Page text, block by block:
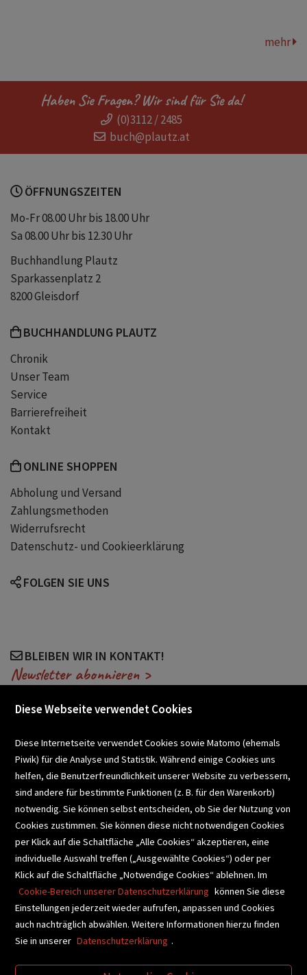
mehr
Haben Sie Fragen? Wir sind für Sie da!
(0)3112 / 2485
buch@plautz.at
ÖFFNUNGSZEITEN
Mo-Fr 08.00 Uhr bis 18.00 Uhr
Sa 08.00 Uhr bis 12.30 Uhr
Buchhandlung Plautz
Sparkassenplatz 2
8200 Gleisdorf
BUCHHANDLUNG PLAUTZ
Chronik
Unser Team
Service
Barrierefreiheit
Kontakt
ONLINE SHOPPEN
Abholung und Versand
Zahlungsmethoden
Widerrufsrecht
Datenschutz- und Cookieerklärung
FOLGEN SIE UNS
BLEIBEN WIR IN KONTAKT!
Newsletter abonnieren >
SCHULBUCHSERVICE
BUCHEMPFEHLUNGEN
BIBLIOTHEKSSERVICE
VIDEO-TIPPS
Diese Webseite verwendet Cookies
Diese Internetseite verwendet Cookies sowie Matomo (ehemals
Piwik) für die Analyse und Statistik. Während einige Cookies uns
helfen, die Benutzerfreundlichkeit unserer Website zu verbessern,
sind andere für bestimmte Funktionen (z. B. für den Warenkorb)
notwendig. Sie können selbst entscheiden, ob Sie der Nutzung von
Cookies zustimmen. Sie können diese nicht notwendigen Cookies
per Klick auf die Schaltfläche „Alle Cookies“ akzeptieren, eine
individuelle Auswahl treffen („Ausgewählte Cookies“) oder per
Klick auf die Schaltfläche „Notwendige Cookies“ ablehnen. Im
Cookie-Bereich unserer Datenschutzerklärung können Sie diese
Einstellungen jederzeit wieder aufrufen, anpassen und Cookies
auch nachträglich abwählen. Weitere Informationen hierzu finden
Sie in unserer Datenschutzerklärung .